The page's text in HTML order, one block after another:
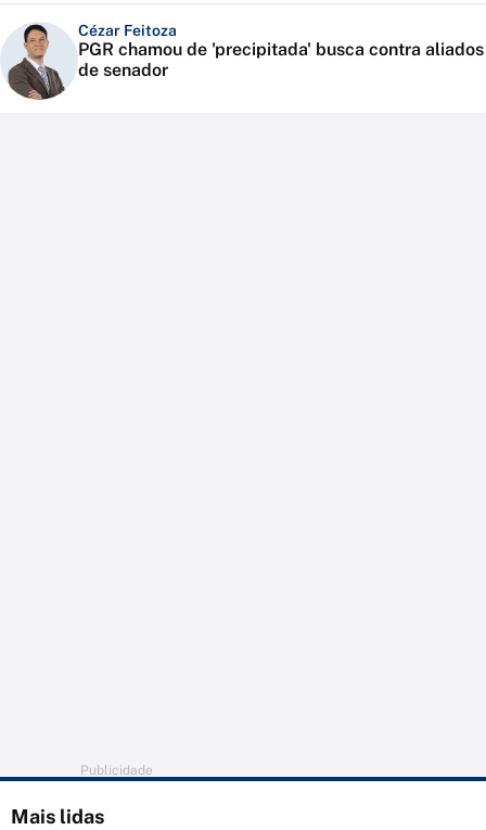
Cézar Feitoza
PGR chamou de 'precipitada' busca contra aliados
de senador
Publicidade
Mais lidas